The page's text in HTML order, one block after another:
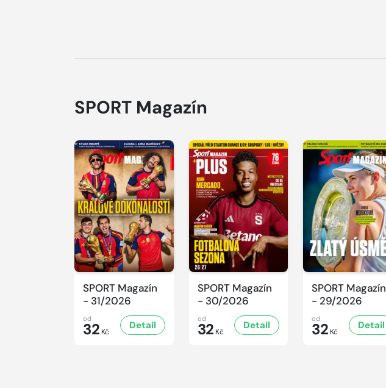
SPORT Magazín
SPORT Magazín
- 31/2026
od
32 Kč
Detail
SPORT Magazín
- 30/2026
od
32 Kč
Detail
SPORT Magazín
- 29/2026
od
32 Kč
Detail